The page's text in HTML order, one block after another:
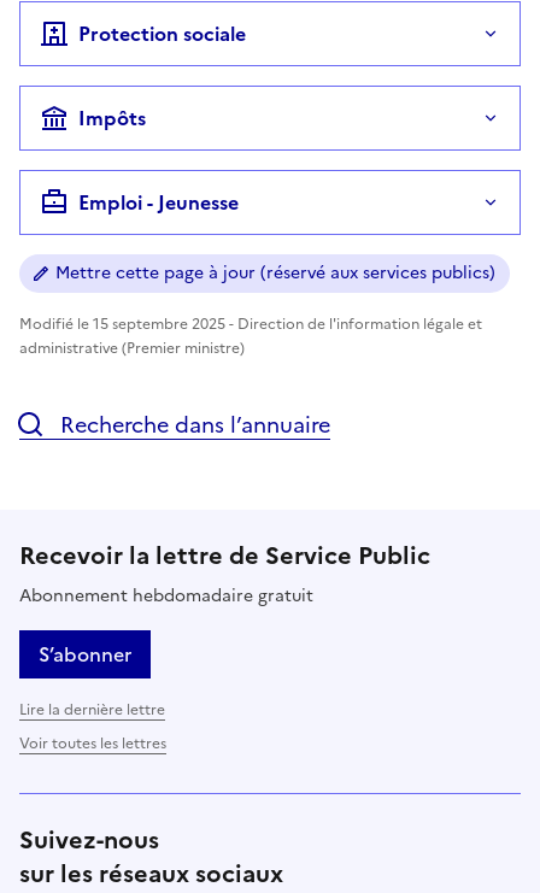
Protection sociale
Impôts
Emploi - Jeunesse
Mettre cette page à jour (réservé aux services publics)
Modifié le 15 septembre 2025 - Direction de l'information légale et
administrative (Premier ministre)
Recherche dans l’annuaire
Recevoir la lettre de Service Public
Abonnement hebdomadaire gratuit
S’abonner
Lire la dernière lettre
Voir toutes les lettres
Suivez-nous
sur les réseaux sociaux